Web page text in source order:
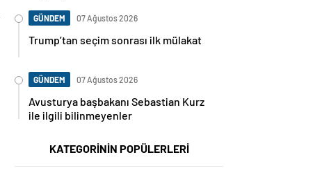
GÜNDEM 07 Ağustos 2026
Trump’tan seçim sonrası ilk mülakat
GÜNDEM 07 Ağustos 2026
Avusturya başbakanı Sebastian Kurz
ile ilgili bilinmeyenler
KATEGORİNİN POPÜLERLERİ